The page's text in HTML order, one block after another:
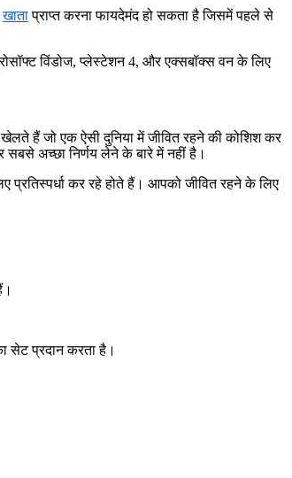
खाताप्राप्त करना फायदेमंद हो सकता है जिसमें पहले से
विंडोज, प्लेस्टेशन 4, और एक्सबॉक्स वन के लिए
हैं जो एक ऐसी दुनिया में जीवित रहने की कोशिश कर
अच्छा निर्णय लेने के बारे में नहीं है।
कर रहे होते हैं। आपको जीवित रहने के लिए
सेट प्रदान करता है।